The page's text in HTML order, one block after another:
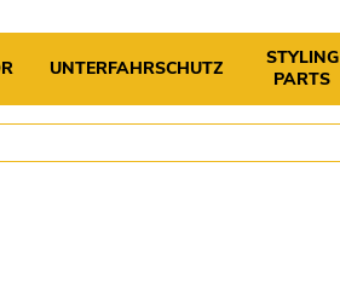
UNTERFAHRSCHUTZ
STYLING
PARTS